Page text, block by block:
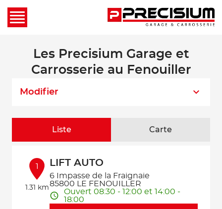
Les Precisium Garage et
Carrosserie au Fenouiller
Modifier
Liste Carte
1
1.31 km
LIFT AUTO
6 Impasse de la Fraignaie
85800 LE FENOUILLER
Ouvert 08:30 - 12:00 et 14:00 -
18:00